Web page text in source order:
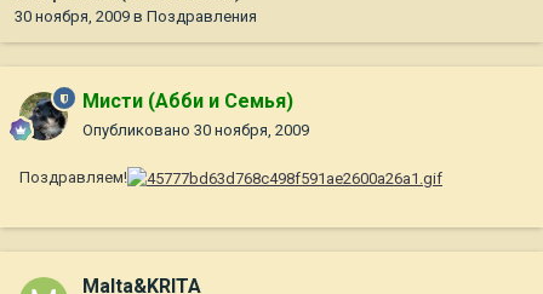
30 ноября, 2009 в Поздравления
Мисти (Абби и Семья)
Опубликовано 30 ноября, 2009
Поздравляем!
Malta&KRITA